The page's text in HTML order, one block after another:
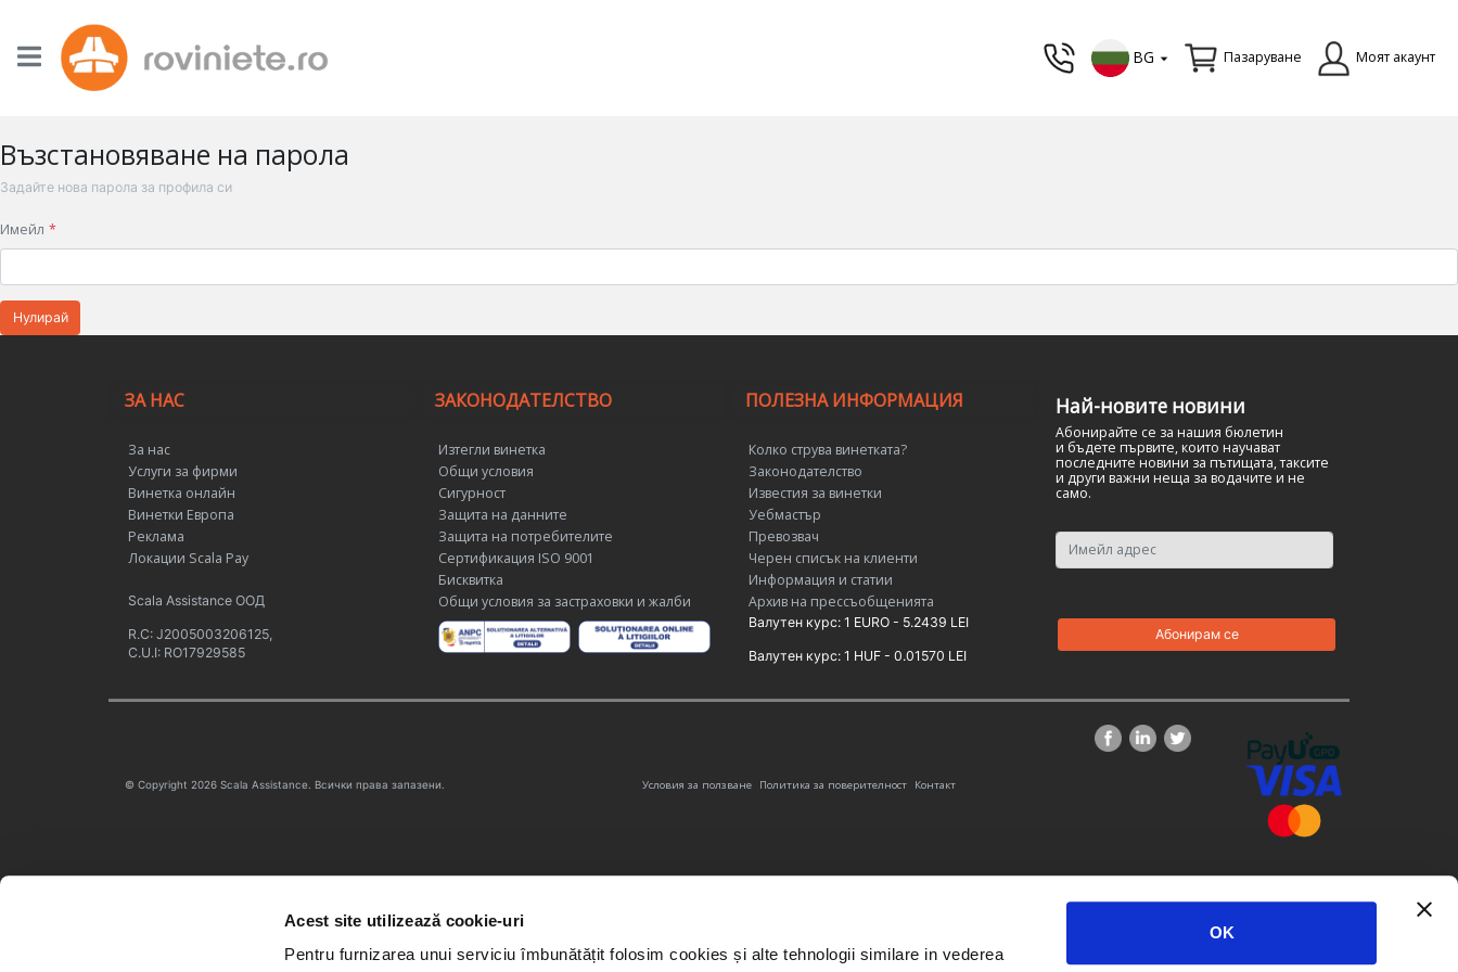
Acest site utilizează cookie-uri
Pentru furnizarea unui serviciu îmbunătățit folosim cookies și alte tehnologii similare in vederea
OK
BG Пазаруване Моят акаунт
Възстановяване на парола
Задайте нова парола за профила си
Имейл
Нулирай
ЗА НАС
За нас
Услуги за фирми
Винетка онлайн
Винетки Европа
Реклама
Локации Scala Pay
Scala Assistance ООД
R.C: J2005003206125,
C.U.I: RO17929585
ЗАКОНОДАТЕЛСТВО
Изтегли винетка
Общи условия
Сигурност
Защита на данните
Защита на потребителите
Сертификация ISO 9001
Бисквитка
Общи условия за застраховки и жалби
ПОЛЕЗНА ИНФОРМАЦИЯ
Колко струва винетката?
Законодателство
Известия за винетки
Уебмастър
Превозвач
Черен списък на клиенти
Информация и статии
Архив на прессъобщенията
Валутен курс: 1 EURO - 5.2439 LEI
Валутен курс: 1 HUF - 0.01570 LEI
Най-новите новини
Абонирайте се за нашия бюлетин
и бъдете първите, които научават
последните новини за пътищата, таксите
и други важни неща за водачите и не
само.
© Copyright 2026 Scala Assistance. Всички права запазени. Условия за ползване Политика за поверителност Контакт